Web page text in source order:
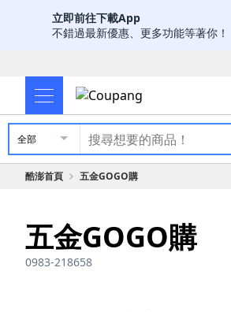
立即前往下載App
不錯過最新優惠、更多功能等著你！
全部
酷澎首頁 五金GOGO購
五金GOGO購
0983-218658